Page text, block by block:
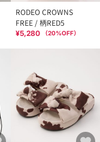
RODEO CROWNS
FREE / 柄RED5
¥5,280 （20%OFF）